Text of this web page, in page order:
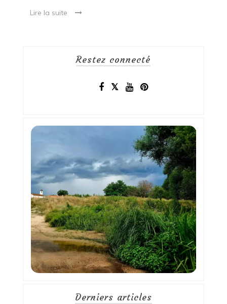
Lire la suite
Restez connecté
Derniers articles